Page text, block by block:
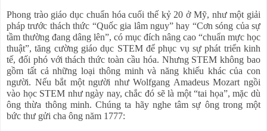
Phong trào giáo dục chuẩn hóa cuối thế kỷ 20 ở Mỹ, như một giải
pháp trước thách thức “Quốc gia lâm nguy” hay “Cơn sóng của sự
tầm thường đang dâng lên”, có mục đích nâng cao “chuẩn mực học
thuật”, tăng cường giáo dục STEM để phục vụ sự phát triển kinh
tế, đối phó với thách thức toàn cầu hóa. Nhưng STEM không bao
gồm tất cả những loại thông minh và năng khiếu khác của con
người. Nếu bắt một người như Wolfgang Amadeus Mozart ngồi
vào học STEM như ngày nay, chắc đó sẽ là một “tai họa”, mặc dù
ông thừa thông minh. Chúng ta hãy nghe tâm sự ông trong một
bức thư gửi cha ông năm 1777: